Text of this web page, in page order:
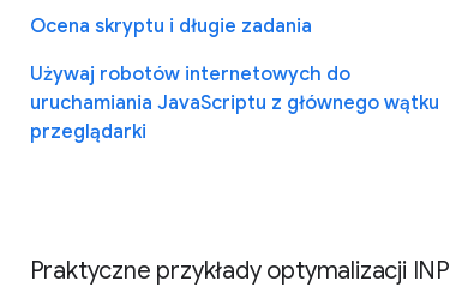
Ocena skryptu i długie zadania
Używaj robotów internetowych do
uruchamiania JavaScriptu z głównego wątku
przeglądarki
Praktyczne przykłady optymalizacji INP